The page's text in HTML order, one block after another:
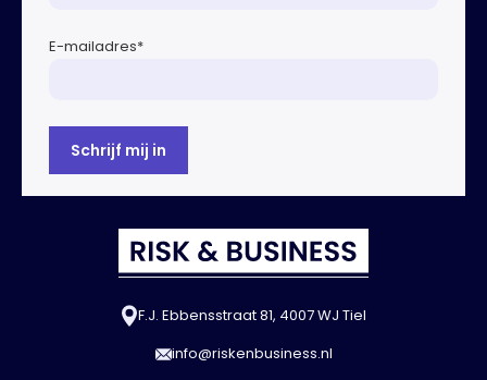
E-mailadres*
F.J. Ebbensstraat 81, 4007 WJ Tiel
info@riskenbusiness.nl